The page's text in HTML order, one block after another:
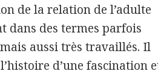
de la relation de l’adulte
dans des termes parfois
aussi très travaillés. Il
d’une fascination